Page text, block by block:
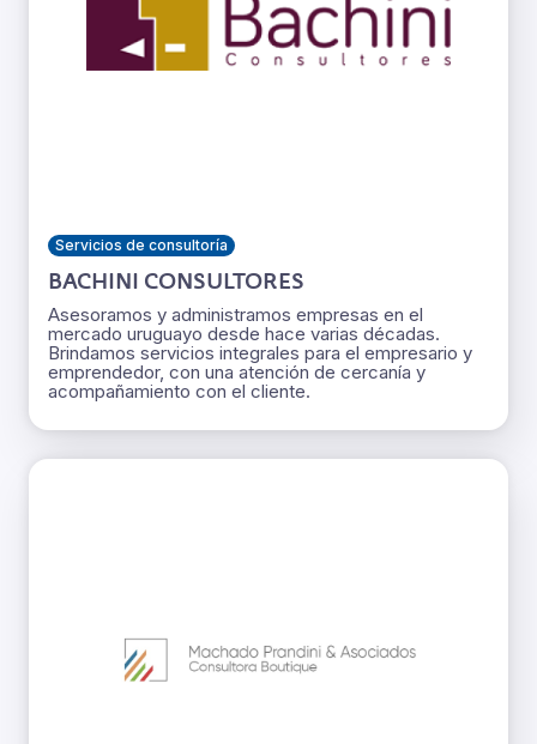
Servicios de consultoría
BACHINI CONSULTORES
Asesoramos y administramos empresas en el
mercado uruguayo desde hace varias décadas.
Brindamos servicios integrales para el empresario y
emprendedor, con una atención de cercanía y
acompañamiento con el cliente.